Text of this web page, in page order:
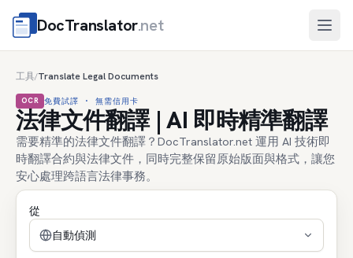
DocTranslator.net 開啟
工具/Translate Legal Documents
OCR 免費試譯 · 無需信用卡
法律文件翻譯 | AI 即時精準翻譯
需要精準的法律文件翻譯？DocTranslator.net 運用 AI 技術即
時翻譯合約與法律文件，同時完整保留原始版面與格式，讓您
安心處理跨語言法律事務。
從
自動偵測